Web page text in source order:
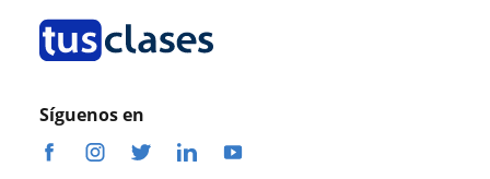
Síguenos en